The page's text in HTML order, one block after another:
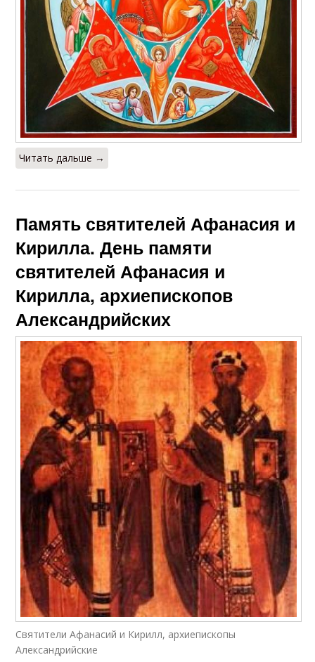
Читать дальше →
Память святителей Афанасия и
Кирилла. День памяти
святителей Афанасия и
Кирилла, архиепископов
Александрийских
Святители Афанасий и Кирилл, архиепископы
Александрийские